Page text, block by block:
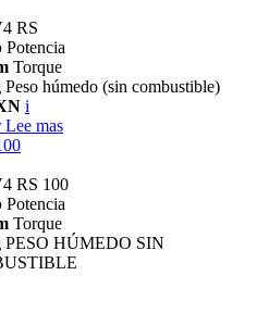
RS
Potencia
Torque
Peso húmedo (sin combustible)
i
Lee mas
RS 100
Potencia
Torque
PESO HÚMEDO SIN